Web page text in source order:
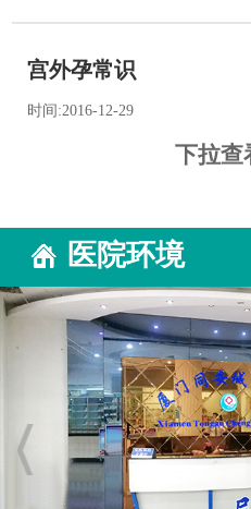
宫外孕常识
时间:2016-12-29
凡孕卵在子宫腔以外的任
城南医院双庆优惠福利
时间:2016-12-29
满怀期待的五一即将到来
利，... 【详细】
女性经常熬夜会不会
时间:2023-02-23
下拉查
医院环境